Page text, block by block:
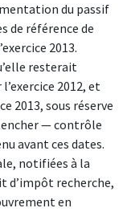
du passif
de référence de
2013.
resterait
2012, et
2013, sous réserve
— contrôle
avant ces dates.
notifiées à la
d’impôt recherche,
en